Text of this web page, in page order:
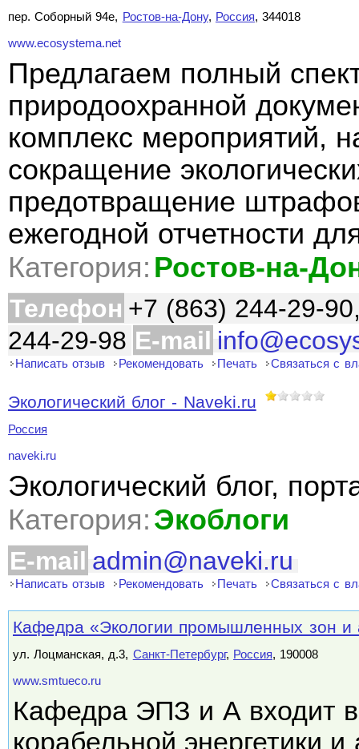
пер. Соборный 94е, Ростов-на-Дону, Россия, 344018
www.ecosystema.net
Предлагаем полный
природоохранной
комплекс мероприятий,
сокращение
предотвращение
ежегодной отчетности
Категория: Ростов-на-
Телефон +7 (863) 244-29-
244-29-98 E-mail
Написать отзыв Рекомендовать Печать Связаться с
Экологический блог - Naveki.ru
Россия
naveki.ru
Экологический блог,
Категория: Экоблоги
E-mail admin@naveki.ru
Написать отзыв Рекомендовать Печать Связаться с
Кафедра «Экологии промышленных зон
ул. Лоцманская, д.3, Санкт-Петербург, Россия, 190008
www.smtueco.ru
Кафедра ЭПЗ и А входит в
корабельной энергетики